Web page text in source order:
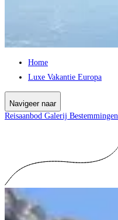
Home
Luxe Vakantie Europa
Navigeer naar
Reisaanbod Galerij Bestemmingen